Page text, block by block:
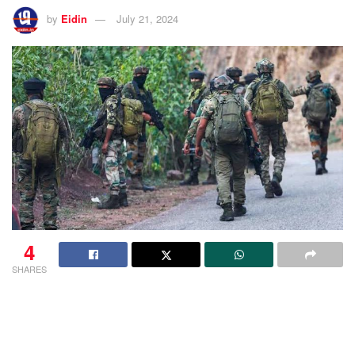
by Eidin July 21, 2024
4
SHARES